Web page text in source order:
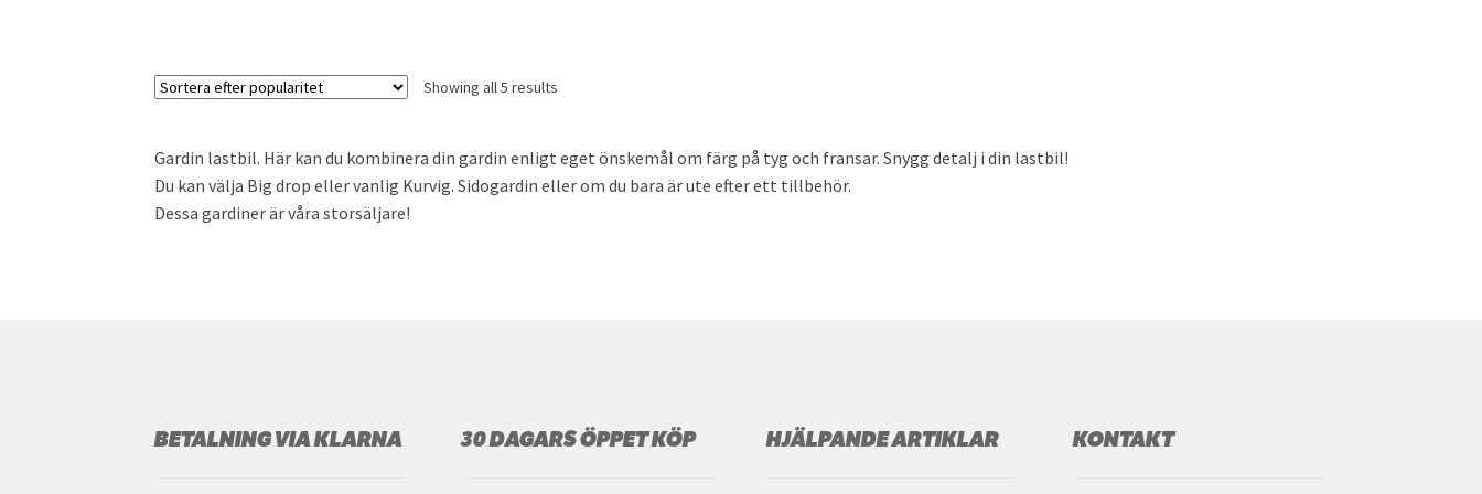
Showing all 5 results
Gardin lastbil. Här kan du kombinera din gardin enligt eget önskemål om färg på tyg och fransar. Snygg detalj i din lastbil!
Du kan välja Big drop eller vanlig Kurvig. Sidogardin eller om du bara är ute efter ett tillbehör.
Dessa gardiner är våra storsäljare!
BETALNING VIA KLARNA 30 DAGARS ÖPPET KÖP HJÄLPANDE ARTIKLAR KONTAKT